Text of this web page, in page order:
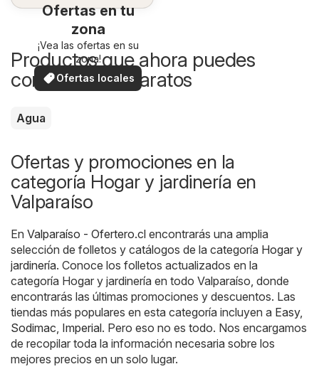
Ofertas en tu
zona
¡Vea las ofertas en su
zona!
Ofertas locales
Productos que ahora puedes
comprar más baratos
Agua
Ofertas y promociones en la
categoría Hogar y jardinería en
Valparaíso
En Valparaíso - Ofertero.cl encontrarás una amplia
selección de folletos y catálogos de la categoría Hogar y
jardinería. Conoce los folletos actualizados en la
categoría Hogar y jardinería en todo Valparaíso, donde
encontrarás las últimas promociones y descuentos. Las
tiendas más populares en esta categoría incluyen a Easy,
Sodimac, Imperial. Pero eso no es todo. Nos encargamos
de recopilar toda la información necesaria sobre los
mejores precios en un solo lugar.